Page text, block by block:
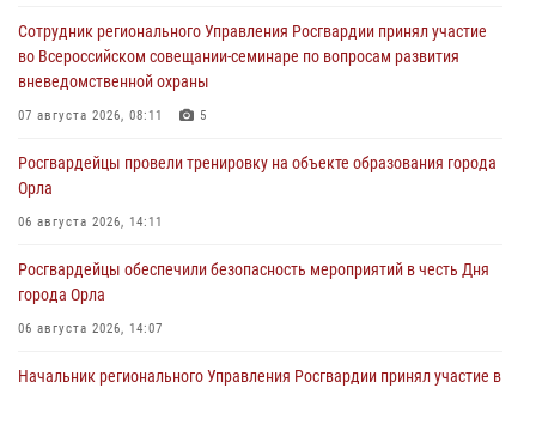
Сотрудник регионального Управления Росгвардии принял участие
во Всероссийском совещании-семинаре по вопросам развития
вневедомственной охраны
07 августа 2026, 08:11 5
Росгвардейцы провели тренировку на объекте образования города
Орла
06 августа 2026, 14:11
Росгвардейцы обеспечили безопасность мероприятий в честь Дня
города Орла
06 августа 2026, 14:07
Начальник регионального Управления Росгвардии принял участие в